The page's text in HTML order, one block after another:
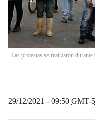
Las protestas se realizaron
29/12/2021 - 09:50 GMT-5